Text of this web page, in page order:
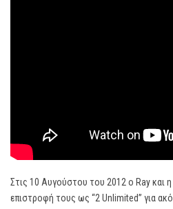
Στις 10 Αυγούστου του 2012 ο Ray και
επιστροφή τους ως “2 Unlimited” για